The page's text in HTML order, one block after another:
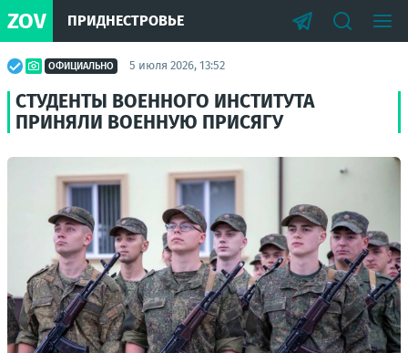
ZOV ПРИДНЕСТРОВЬЕ
ОФИЦИАЛЬНО 5 июля 2026, 13:52
СТУДЕНТЫ ВОЕННОГО ИНСТИТУТА
ПРИНЯЛИ ВОЕННУЮ ПРИСЯГУ